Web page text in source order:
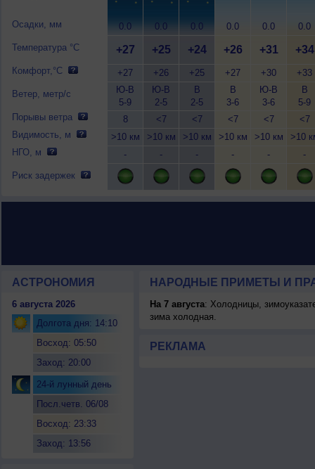
Осадки, мм
Температура °C
Комфорт,°C
Ветер, метр/с
Порывы ветра
Видимость, м
НГО, м
Риск задержек
0.0
+27
+27
Ю-В
5-9
8
>10 км
-
0.0
+25
+26
Ю-В
2-5
<7
>10 км
-
0.0
+24
+25
В
2-5
<7
>10 км
-
0.0
+26
+27
В
3-6
<7
>10 км
-
0.0
+31
+30
Ю-В
3-6
<7
>10 км
-
0.0
+34
+33
В
5-9
<7
>10
-
АСТРОНОМИЯ
6 августа 2026
Долгота дня: 14:10
Восход: 05:50
Заход: 20:00
24-й лунный день
Посл.четв. 06/08
Восход: 23:33
Заход: 13:56
НАРОДНЫЕ ПРИМЕТЫ И
На 7 августа: Холодницы,
зима холодная.
РЕКЛАМА